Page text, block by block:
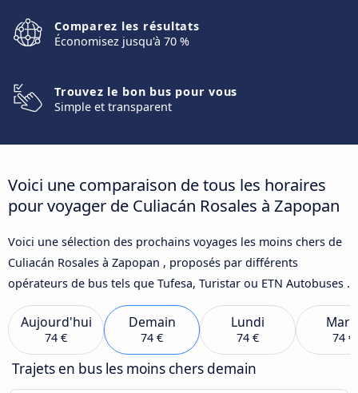
Comparez les résultats
Économisez jusqu'à 70 %
Trouvez le bon bus pour vous
Simple et transparent
Voici une comparaison de tous les horaires
pour voyager de Culiacán Rosales à Zapopan
Voici une sélection des prochains voyages les moins chers de
Culiacán Rosales à Zapopan , proposés par différents
opérateurs de bus tels que Tufesa, Turistar ou ETN Autobuses .
Aujourd'hui
74 €
Demain
74 €
Lundi
74 € 74 €
Trajets en bus les moins chers demain